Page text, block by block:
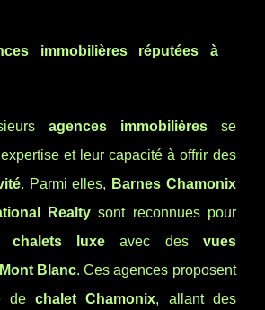
immobilières réputées à
agences immobilièresse
et leur capacité à offrir des
. Parmi elles, Barnes Chamonix
Realty sont reconnues pour
chalets luxe avec des vues
Mont Blanc. Ces agences proposent
dechalet Chamonix, allant des